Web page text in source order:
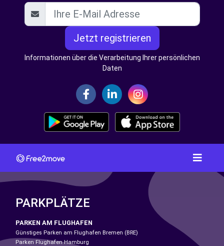
Jetzt registrieren
Informationen über die Verarbeitung Ihrer persönlichen
Daten
PARKPLÄTZE
PARKEN AM FLUGHAFEN
Günstiges Parken am Flughafen Bremen (BRE)
Parken Flughafen Hamburg